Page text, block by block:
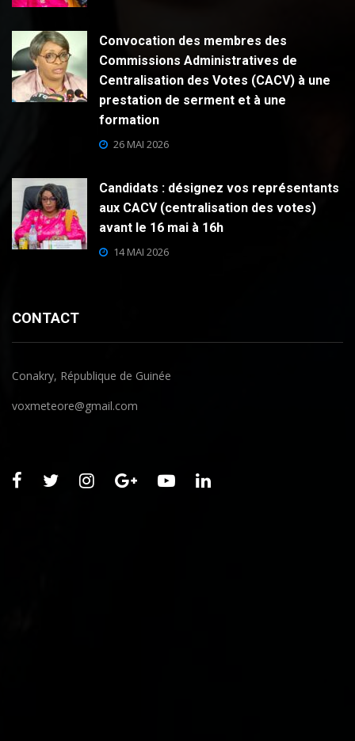
Convocation des membres des
Commissions Administratives de
Centralisation des Votes (CACV) à une
prestation de serment et à une
formation
26 MAI 2026
Candidats : désignez vos représentants
aux CACV (centralisation des votes)
avant le 16 mai à 16h
14 MAI 2026
CONTACT
Conakry, République de Guinée
voxmeteore@gmail.com